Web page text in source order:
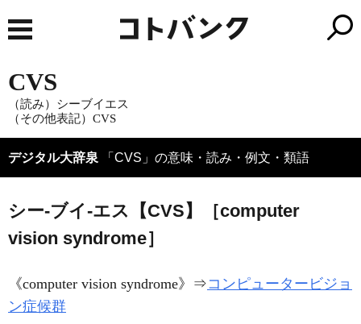
CVS
（読み）シーブイエス
（その他表記）CVS
デジタル大辞泉 「CVS」の意味・読み・例文・類語
シー‐ブイ‐エス【CVS】［computer
vision syndrome］
《computer vision syndrome》⇒コンピュータービジョ
ン症候群